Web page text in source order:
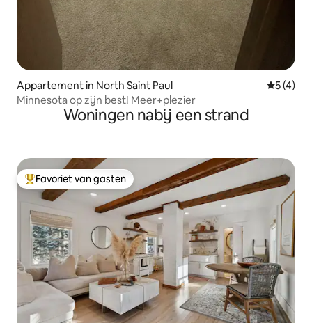
Appartement in North Saint Paul
5 (4)
Minnesota op zijn best! Meer+plezier
Woningen nabij een strand
Topfavoriet van gasten
Favoriet van gasten